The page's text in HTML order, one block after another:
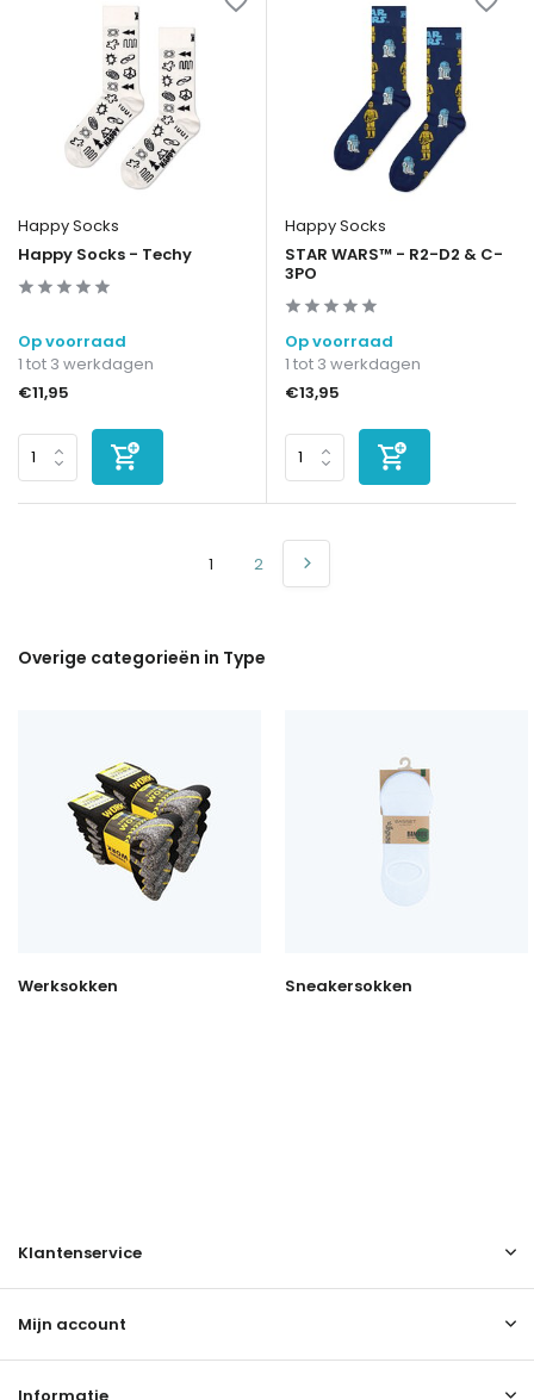
Happy Socks
Happy Socks - Techy
Op voorraad
1 tot 3 werkdagen
€11,95
Happy Socks
STAR WARS™ - R2-D2 & C-
3PO
Op voorraad
1 tot 3 werkdagen
€13,95
1 2
Overige categorieën in Type
Werksokken Sneakersokken
Klantenservice
Mijn account